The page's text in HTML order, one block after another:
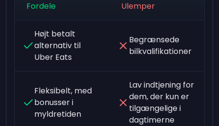
Fordele Ulemper
Højt betalt
alternativ til
Uber Eats
Begrænsede
bilkvalifikationer
Fleksibelt, med
bonusser i
myldretiden
Lav indtjening for
dem, der kun er
tilgængelige i
dagtimerne